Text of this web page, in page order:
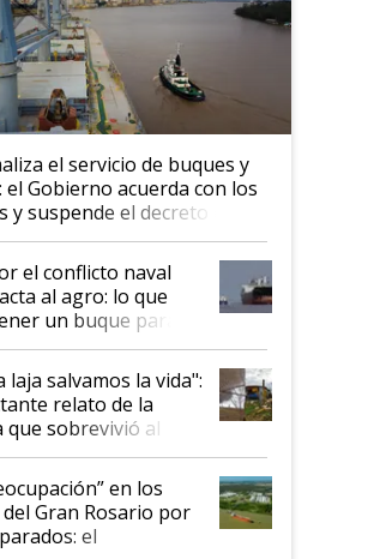
el servicio de buques y
Gobierno acuerda con los
y suspende el decreto de
el conflicto naval
al agro: lo que
un buque parado
de que Argentina
"país sucio"
laja salvamos la vida":
relato de la
que sobrevivió al
en los
Gran Rosario por
el